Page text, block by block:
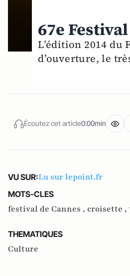
67e
L’édition 2014 du
d’ouverture, le
Écoutez cet article0:00min
VU SUR:Lu sur lepoint.fr
MOTS-CLES
festival de Cannes , croisette ,
THEMATIQUES
Culture